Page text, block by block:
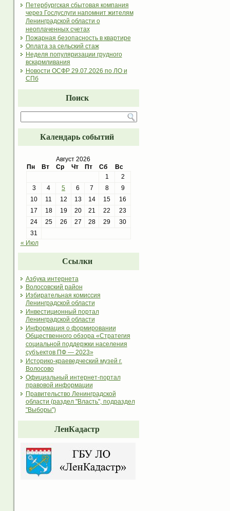
Петербургская сбытовая компания
через Гослуслуги напомнит жителям
Ленинградской области о
неоплаченных счетах
Пожарная безопасность в квартире
Оплата за сельский стаж
Неделя популяризации грудного
вскармливания
Новости ОСФР 29.07.2026 по ЛО и
СПб
Поиск
Календарь событий
Август 2026
Пн
Вт Ср Чт Пт Сб
Вс
1
2
3
4 5 6 7 8
9
10
11 12 13 14 15
16
17
18 19 20 21 22
23
24
25 26 27 28 29
30
31
« Июл
Ссылки
Азбука интернета
Волосовский район
Избирательная комиссия
Ленинградской области
Инвестиционный портал
Ленинградской области
Информация о формировании
Общественного обзора «Стратегия
социальной поддержки населения
субъектов ПФ — 2023»
Историко-краеведческий музей г.
Волосово
Официальный интернет-портал
правовой информации
Правительство Ленинградской
области (раздел "Власть", подраздел
"Выборы")
ЛенКадастр